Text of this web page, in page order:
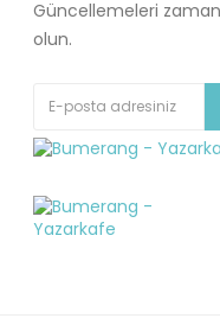
Güncellemeleri
olun.